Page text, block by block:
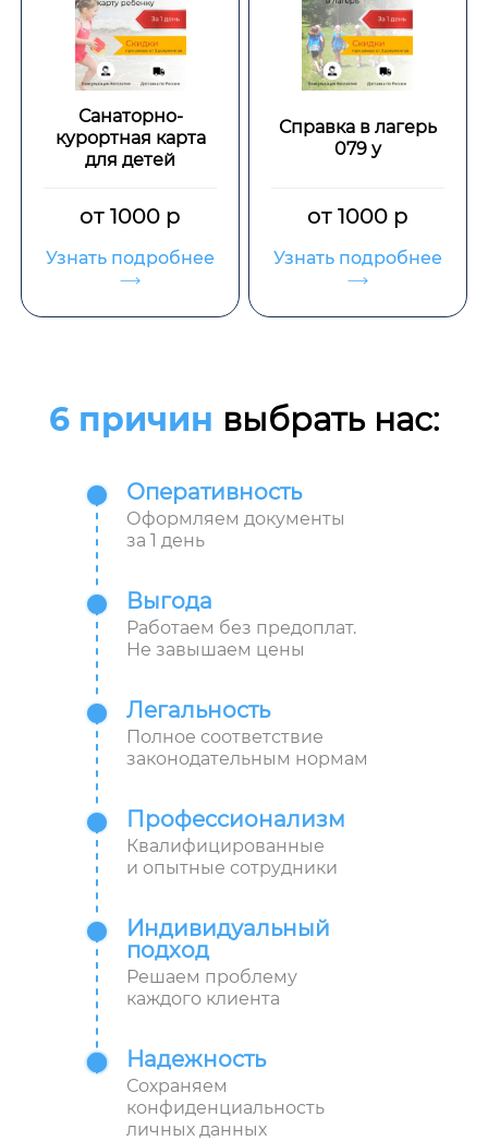
Санаторно-
курортная карта
для детей
от 1000 р
Узнать подробнее
Справка в лагерь
079 у
от 1000 р
Узнать подробнее
6 причин выбрать нас:
Оперативность
Оформляем документы
за 1 день
Выгода
Работаем без предоплат.
Не завышаем цены
Легальность
Полное соответствие
законодательным нормам
Профессионализм
Квалифицированные
и опытные сотрудники
Индивидуальный
подход
Решаем проблему
каждого клиента
Надежность
Сохраняем
конфиденциальность
личных данных